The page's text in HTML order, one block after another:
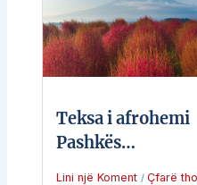
Teksa i afrohemi
Pashkës…
Lini një Koment / Çfarë